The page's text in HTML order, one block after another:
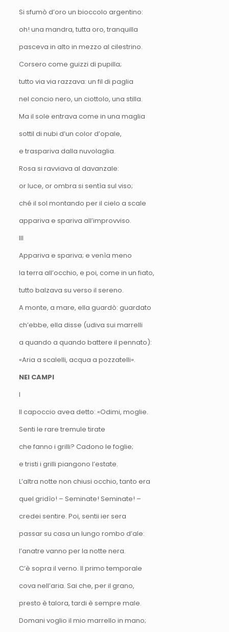
Si sfumò d’oro un bioccolo argentino:
oh! una mandra, tutta oro, tranquilla
pasceva in alto in mezzo al cilestrino.
Corsero come guizzi di pupilla;
tutto via via razzava: un fil di paglia
nel concio nero, un ciottolo, una stilla.
Ma il sole entrava come in una maglia
sottil di nubi d’un color d’opale,
e traspariva dalla nuvolaglia.
Rosa si ravviava al davanzale:
or luce, or ombra si sentìa sul viso;
ché il sol montando per il cielo a scale
appariva e spariva all’improvviso.
III
Appariva e spariva; e venìa meno
la terra all’occhio, e poi, come in un fiato,
tutto balzava su verso il sereno.
A monte, a mare, ella guardò: guardato
ch’ebbe, ella disse (udiva sui marrelli
a quando a quando battere il pennato):
«Aria a scalelli, acqua a pozzatelli».
NEI CAMPI
I
Il capoccio avea detto: «Odimi, moglie.
Senti le rare tremule tirate
che fanno i grilli? Cadono le foglie;
e tristi i grilli piangono l’estate.
L’altra notte non chiusi occhio, tanto era
quel gridìo! – Seminate! Seminate! –
credei sentire. Poi, sentii ier sera
passar su casa un lungo rombo d’ale:
l’anatre vanno per la notte nera.
C’è sopra il verno. Il primo temporale
cova nell’aria. Sai che, per il grano,
presto è talora, tardi è sempre male.
Domani voglio il mio marrello in mano;